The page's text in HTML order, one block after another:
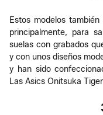
Estos modelos
principalmente, para
suelas con grabados
y con unos diseños
y han sido
Las Asics Onitsuka